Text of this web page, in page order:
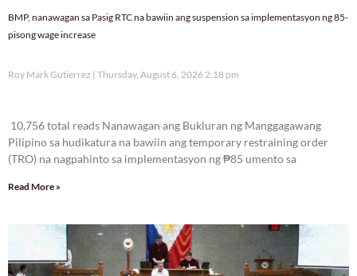
BMP, nanawagan sa Pasig RTC na bawiin ang suspension sa implementasyon ng 85-
pisong wage increase
Roy Mark Gutierrez Thursday, August 6, 2026 2:18 pm
10,756 total reads Nanawagan ang Bukluran ng Manggagawang
Pilipino sa hudikatura na bawiin ang temporary restraining order
(TRO) na nagpahinto sa implementasyon ng ₱85 umento sa
Read More »